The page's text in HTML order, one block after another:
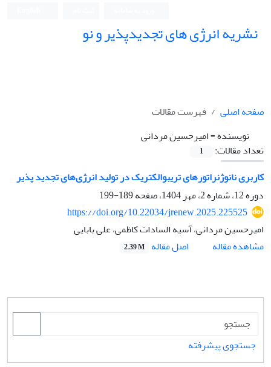
نشریه انرژی های تجدیدپذیر و نو
صفحه اصلی
فهرست مقالات
نویسنده =امیرحسین مردانی
تعداد مقالات:
1
کاربری نانوژنراتورهای تریبوالکتریک در تولید انرژی‌های تجدید پذیر
دوره 12، شماره 2، مهر 1404، صفحه
189-199
https://doi.org/10.22034/jrenew.2025.225525
امیرحسین مردانی، آسیه السادات کاظمی، علی بابایی
مشاهده مقاله
اصل مقاله 2.39 M
جستجوی پیشرفته